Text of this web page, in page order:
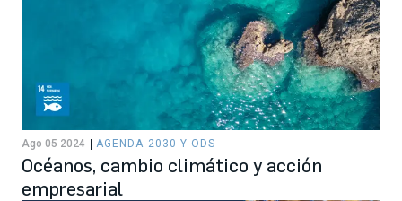
Ago 05 2024 AGENDA 2030 Y ODS
Océanos, cambio climático y acción
empresarial